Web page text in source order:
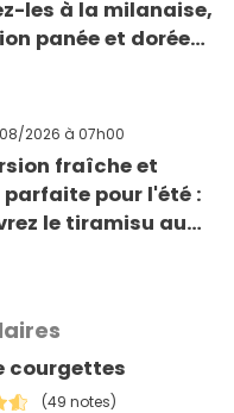
les à la milanaise,
panée et dorée
2026 à 07h00
fraîche et
pour l'été :
le tiramisu au
courgettes
(49 notes)